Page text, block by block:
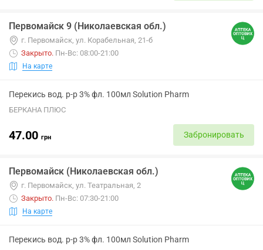
Первомайск 9 (Николаевская обл.)
г. Первомайск, ул. Корабельная, 21-б
Закрыто. Пн-Вс: 08:00-21:00
На карте
Перекись вод. р-р 3% фл. 100мл Solution Pharm
БЕРКАНА ПЛЮС
47.00 грн Забронировать
Первомайск (Николаевская обл.)
г. Первомайск, ул. Театральная, 2
Закрыто. Пн-Вс: 07:30-21:00
На карте
Перекись вод. р-р 3% фл. 100мл Solution Pharm